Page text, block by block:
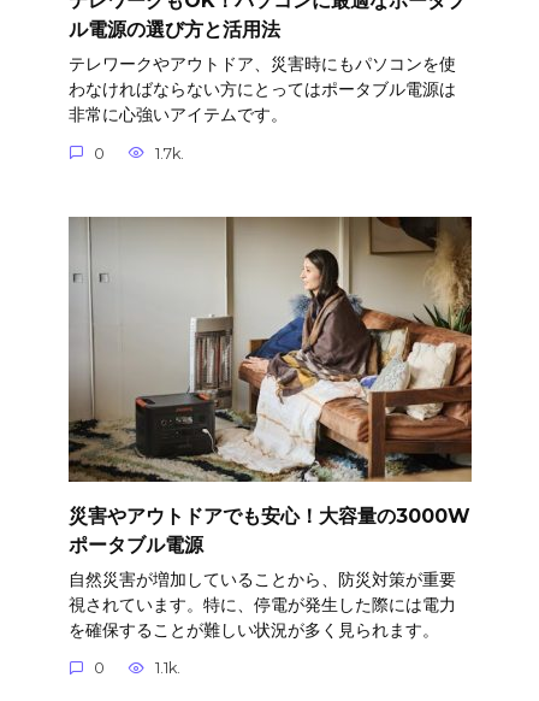
ル電源の選び方と活用法
テレワークやアウトドア、災害時にもパソコンを使
わなければならない方にとってはポータブル電源は
非常に心強いアイテムです。
0 1.7k.
災害やアウトドアでも安心！大容量の3000W
ポータブル電源
自然災害が増加していることから、防災対策が重要
視されています。特に、停電が発生した際には電力
を確保することが難しい状況が多く見られます。
0 1.1k.